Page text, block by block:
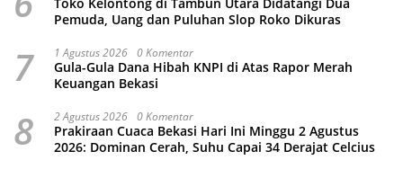
Pemuda, Uang dan Puluhan Slop Roko Dikuras
7 1 Agustus 2026 0 Komentar
Gula-Gula Dana Hibah KNPI di Atas Rapor Merah
Keuangan Bekasi
8 2 Agustus 2026 0 Komentar
Prakiraan Cuaca Bekasi Hari Ini Minggu 2 Agustus
2026: Dominan Cerah, Suhu Capai 34 Derajat Celcius